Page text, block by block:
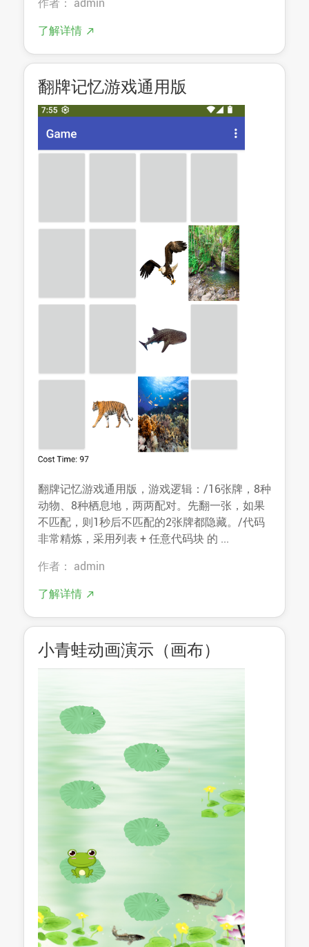
作者： admin
了解详情
翻牌记忆游戏通用版
翻牌记忆游戏通用版，游戏逻辑：/16张牌，8种
动物、8种栖息地，两两配对。先翻一张，如果
不匹配，则1秒后不匹配的2张牌都隐藏。/代码
非常精炼，采用列表 + 任意代码块 的 ...
作者： admin
了解详情
小青蛙动画演示（画布）